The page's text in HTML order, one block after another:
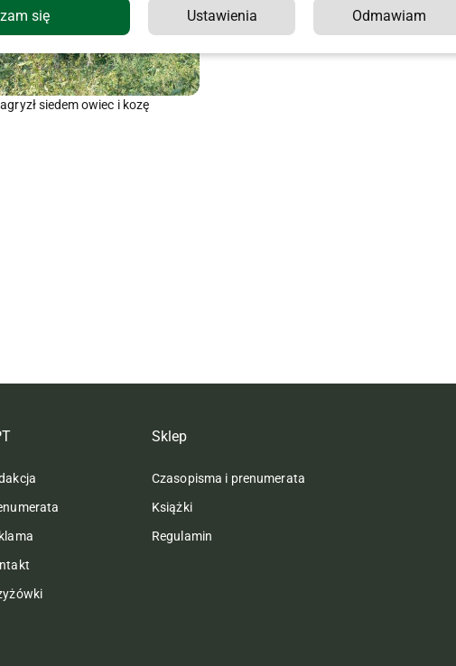
siedem owiec i kozę
Sklep
Czasopisma i prenumerata
Książki
Regulamin
się Ustawienia Odmawiam